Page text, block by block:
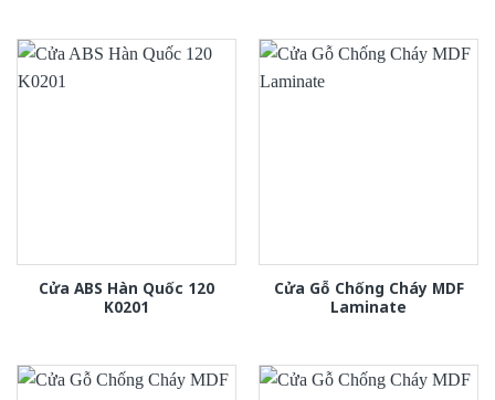
Cửa ABS Hàn Quốc 120
K0201
Cửa Gỗ Chống Cháy MDF
Laminate